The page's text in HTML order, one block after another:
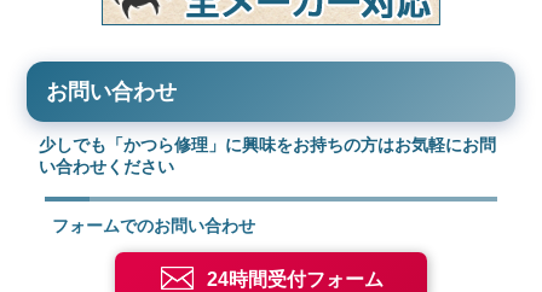
お問い合わせ
少しでも「かつら修理」に興味をお持ちの方はお気軽にお問
い合わせください
フォームでのお問い合わせ
24時間受付フォーム